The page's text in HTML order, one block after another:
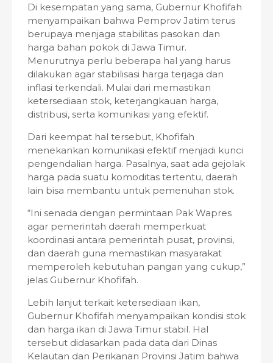
Di kesempatan yang sama, Gubernur Khofifah
menyampaikan bahwa Pemprov Jatim terus
berupaya menjaga stabilitas pasokan dan
harga bahan pokok di Jawa Timur.
Menurutnya perlu beberapa hal yang harus
dilakukan agar stabilisasi harga terjaga dan
inflasi terkendali. Mulai dari memastikan
ketersediaan stok, keterjangkauan harga,
distribusi, serta komunikasi yang efektif.
Dari keempat hal tersebut, Khofifah
menekankan komunikasi efektif menjadi kunci
pengendalian harga. Pasalnya, saat ada gejolak
harga pada suatu komoditas tertentu, daerah
lain bisa membantu untuk pemenuhan stok.
“Ini senada dengan permintaan Pak Wapres
agar pemerintah daerah memperkuat
koordinasi antara pemerintah pusat, provinsi,
dan daerah guna memastikan masyarakat
memperoleh kebutuhan pangan yang cukup,”
jelas Gubernur Khofifah.
Lebih lanjut terkait ketersediaan ikan,
Gubernur Khofifah menyampaikan kondisi stok
dan harga ikan di Jawa Timur stabil. Hal
tersebut didasarkan pada data dari Dinas
Kelautan dan Perikanan Provinsi Jatim bahwa